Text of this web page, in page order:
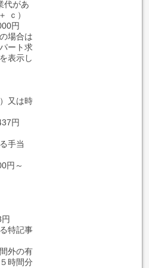
代があ
ｃ）
円
場合は
ート求
表示し
又は時
円
手当
円～
特記事
外の有
時間分